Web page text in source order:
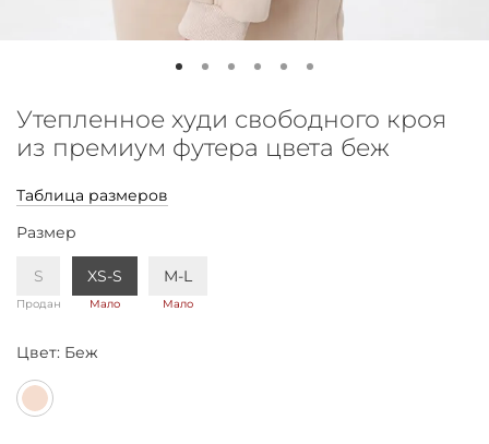
Утепленное худи свободного кроя
из премиум футера цвета беж
Таблица размеров
Размер
S
Продан
XS-S
Мало
M-L
Мало
Цвет: Беж